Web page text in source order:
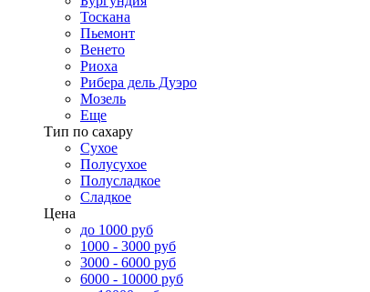
Тоскана
Пьемонт
Венето
Риоха
Рибера дель Дуэро
Мозель
Еще
Тип по сахару
Сухое
Полусухое
Полусладкое
Сладкое
Цена
до 1000 руб
1000 - 3000 руб
3000 - 6000 руб
6000 - 10000 руб